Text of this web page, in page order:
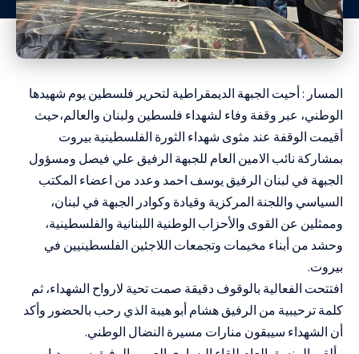
المسار : أحيت الجبهة الديمقراطية لتحرير فلسطين يوم شهيدها
الوطني، عبر وقفة وفاء لشهداء فلسطين ولبنان والعالم،حيث
أقيمت الوقفة عند مثوى شهداء الثورة الفلسطينية بيروت
بمشاركة نائب الامين العام للجبهة الرفيق علي فيصل ومسؤول
الجبهة في لبنان الرفيق يوسف احمد وعدد من اعضاء المكتب
السياسي واللجنة المركزية وقيادة وكوادر الجبهة في لبنان،
وممثلين عن القوى والأحزاب الوطنية اللبنانية والفلسطينية،
وحشد من أبناء مخيمات وتجمعات اللاجئين الفلسطينيين في
بيروت.
افتتحت الفعالية بالوقوف دقيقة صمت تحية لارواح الشهداء، ثم
كلمة ترحيبية من الرفيق هشام أبو هيبة الذي رحب بالحضور وأكد
أن الشهداء سيبقون منارات مسيرة النضال الوطني.